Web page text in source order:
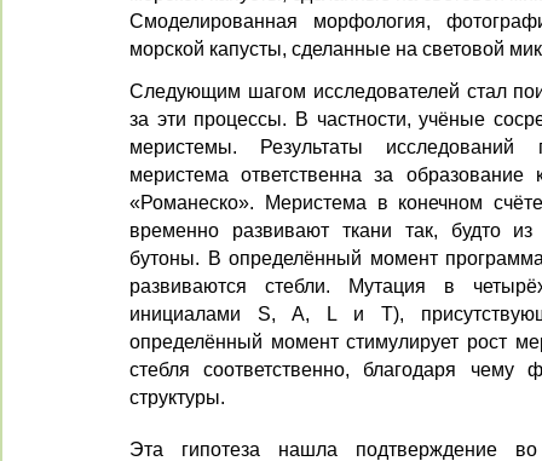
Смоделированная морфология,
морской капусты, сделанные на световой
Следующим шагом исследователей стал
за эти процессы. В частности, учёные
меристемы. Результаты
меристема ответственна за образование
«Романеско». Меристема в конечном
временно развивают ткани так, будто
бутоны. В определённый момент
развиваются стебли. Мутация в
инициалами S, A, L и T),
определённый момент стимулирует рост
стебля соответственно, благодаря чему
структуры.
Эта гипотеза нашла подтверждение